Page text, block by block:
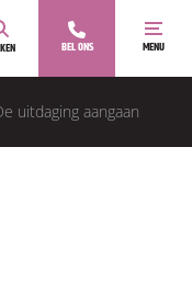
BEL ONS MENU
uitdaging aangaan